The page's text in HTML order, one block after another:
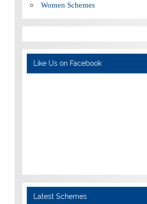
Women Schemes
Like Us on Facebook
Latest Schemes